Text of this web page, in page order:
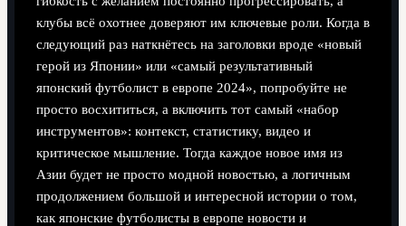
клубы всё охотнее доверяют им ключевые роли. Когда в
следующий раз наткнётесь на заголовки вроде «новый
герой из Японии» или «самый результативный
японский футболист в европе 2024», попробуйте не
просто восхититься, а включить тот самый «набор
инструментов»: контекст, статистику, видео и
критическое мышление. Тогда каждое новое имя из
Азии будет не просто модной новостью, а логичным
продолжением большой и интересной истории о том,
как японские футболисты в европе новости и